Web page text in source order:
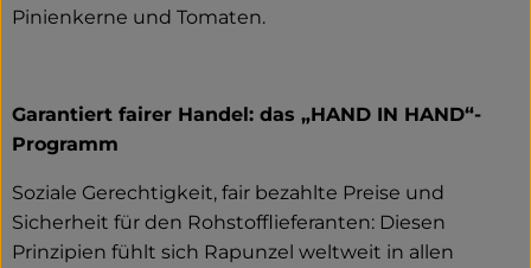
Pinienkerne und Tomaten.
Garantiert fairer Handel: das „HAND IN HAND“-
Programm
Soziale Gerechtigkeit, fair bezahlte Preise und
Sicherheit für den Rohstofflieferanten: Diesen
Prinzipien fühlt sich Rapunzel weltweit in allen